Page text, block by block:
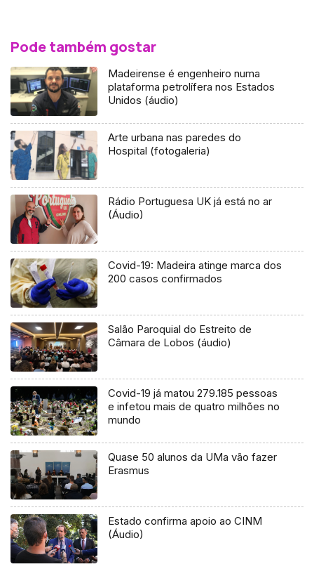
Pode também gostar
Madeirense é engenheiro numa
plataforma petrolífera nos Estados
Unidos (áudio)
Arte urbana nas paredes do
Hospital (fotogaleria)
Rádio Portuguesa UK já está no ar
(Áudio)
Covid-19: Madeira atinge marca dos
200 casos confirmados
Salão Paroquial do Estreito de
Câmara de Lobos (áudio)
Covid-19 já matou 279.185 pessoas
e infetou mais de quatro milhões no
mundo
Quase 50 alunos da UMa vão fazer
Erasmus
Estado confirma apoio ao CINM
(Áudio)